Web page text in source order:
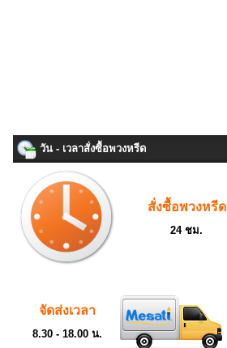
วัน - เวลาสั่งซื้อพวงหรีด
สั่งซื้อพวงหรีด
24 ชม.
จัดส่งเวลา
8.30 - 18.00 น.